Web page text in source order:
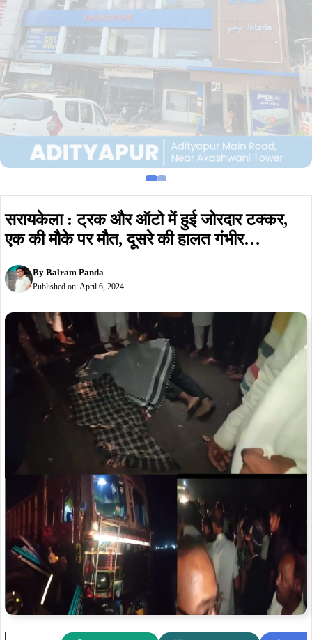
सरायकेला : ट्रक और ऑटो में हुई जोरदार टक्कर,
एक की मौके पर मौत, दूसरे की हालत गंभीर…
By Balram Panda
Published on: April 6, 2024